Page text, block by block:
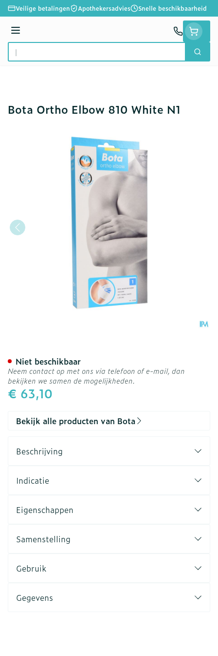
Ga naar de inhoud
Veilige betalingen Apothekersadvies Snelle beschikbaarheid
Menu
Product, merk, categorie...
Zoek
Bota Ortho Elbow 810 White N1
€ 63,10
Niet beschikbaar
Neem contact op met ons via telefoon of e-mail, dan
bekijken we samen de mogelijkheden.
Bekijk alle producten van Bota
Beschrijving
Indicatie
Eigenschappen
Samenstelling
Gebruik
Gegevens